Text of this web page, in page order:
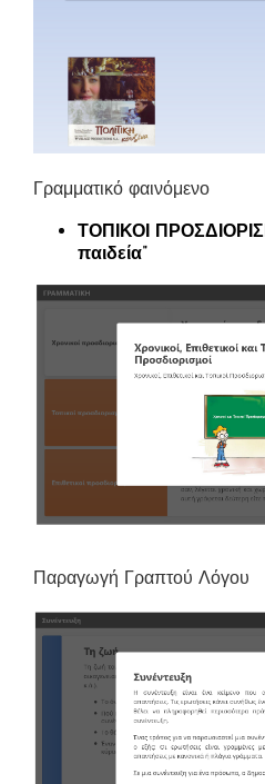
Γραμματικό φαινόμενο
ΤΟΠΙΚΟΙ
παιδεία”
Παραγωγή Γραπτού Λόγου